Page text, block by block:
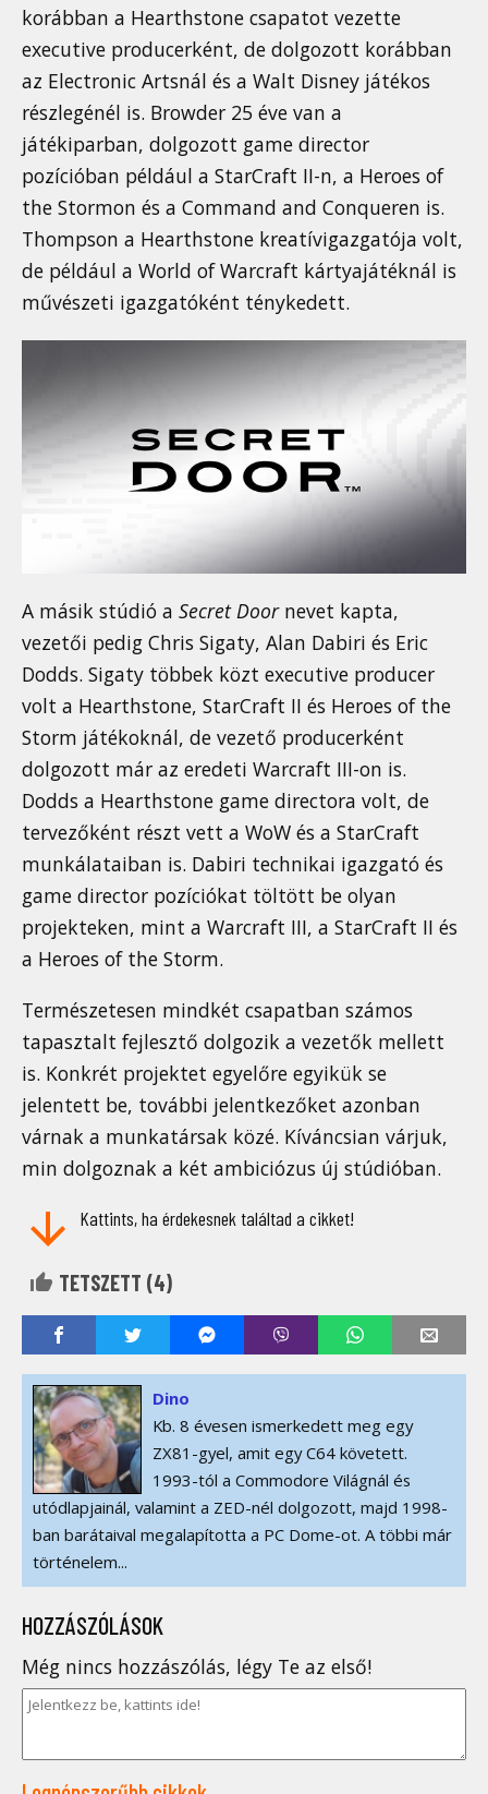
korábban a Hearthstone csapatot vezette
executive producerként, de dolgozott korábban
az Electronic Artsnál és a Walt Disney játékos
részlegénél is. Browder 25 éve van a
játékiparban, dolgozott game director
pozícióban például a StarCraft II-n, a Heroes of
the Stormon és a Command and Conqueren is.
Thompson a Hearthstone kreatívigazgatója volt,
de például a World of Warcraft kártyajátéknál is
művészeti igazgatóként ténykedett.
A másik stúdió a Secret Doornevet kapta,
vezetői pedig Chris Sigaty, Alan Dabiri és Eric
Dodds. Sigaty többek közt executive producer
volt a Hearthstone, StarCraft II és Heroes of the
Storm játékoknál, de vezető producerként
dolgozott már az eredeti Warcraft III-on is.
Dodds a Hearthstone game directora volt, de
tervezőként részt vett a WoW és a StarCraft
munkálataiban is. Dabiri technikai igazgató és
game director pozíciókat töltött be olyan
projekteken, mint a Warcraft III, a StarCraft II és
a Heroes of the Storm.
Természetesen mindkét csapatban számos
tapasztalt fejlesztő dolgozik a vezetők mellett
is. Konkrét projektet egyelőre egyikük se
jelentett be, további jelentkezőket azonban
várnak a munkatársak közé. Kíváncsian várjuk,
min dolgoznak a két ambiciózus új stúdióban.
Kattints, ha érdekesnek találtad a cikket!
TETSZETT (4)
Dino
Kb. 8 évesen ismerkedett meg egy
ZX81-gyel, amit egy C64 követett.
1993-tól a Commodore Világnál és
utódlapjainál, valamint a ZED-nél dolgozott, majd 1998-
ban barátaival megalapította a PC Dome-ot. A többi már
történelem...
HOZZÁSZÓLÁSOK
Még nincs hozzászólás, légy Te az első!